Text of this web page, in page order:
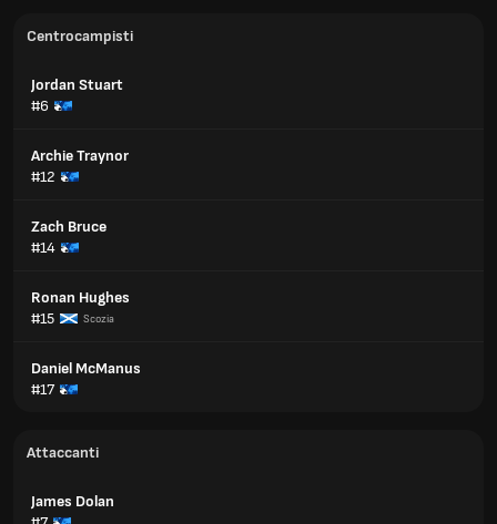
Centrocampisti
Jordan Stuart
#6
Archie Traynor
#12
Zach Bruce
#14
Ronan Hughes
#15
Scozia
Daniel McManus
#17
Attaccanti
James Dolan